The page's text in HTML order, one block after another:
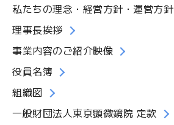
私たちの理念・経営方針・運営方針
理事長挨拶
事業内容のご紹介映像
役員名簿
組織図
一般財団法人東京顕微鏡院 定款